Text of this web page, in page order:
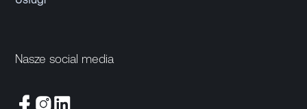
Nasze social media